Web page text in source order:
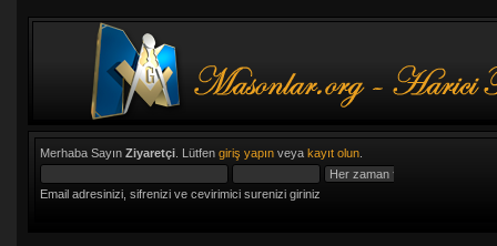
Merhaba Sayın Ziyaretçi. Lütfen giriş yapınveya kayıt olun.
Email adresinizi, sifrenizi ve cevirimici surenizi giriniz